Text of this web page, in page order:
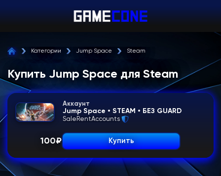
Категории Jump Space Steam
Купить Jump Space для Steam
Аккаунт
Jump Space • STEAM • БЕЗ GUARD
SaleRentAccounts
100₽ Купить